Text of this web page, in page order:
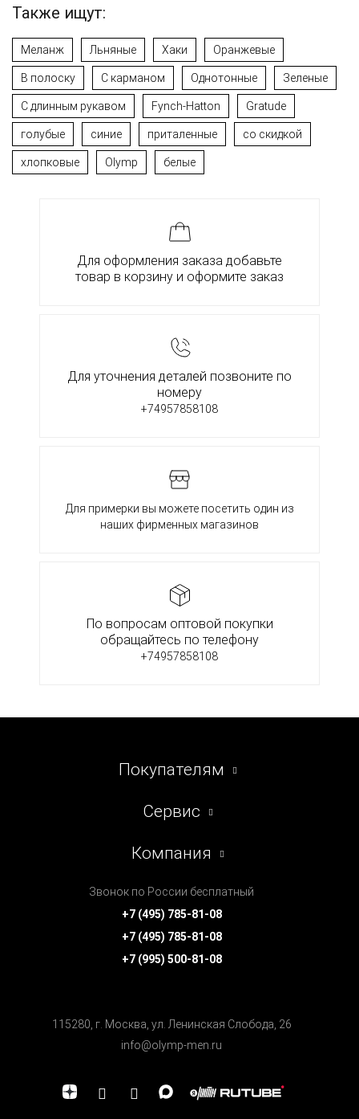
Также ищут:
Меланж Льняные Хаки Оранжевые
В полоску С карманом Однотонные Зеленые
С длинным рукавом Fynch-Hatton Gratude
голубые синие приталенные со скидкой
хлопковые Olymp белые
Для оформления заказа добавьте
товар в корзину и оформите заказ
Для уточнения деталей позвоните по
номеру
+74957858108
Для примерки вы можете посетить один из
наших фирменных магазинов
По вопросам оптовой покупки
обращайтесь по телефону
+74957858108
Покупателям
Сервис
Компания
Звонок по России бесплатный
+7 (495) 785-81-08
+7 (495) 785-81-08
+7 (995) 500-81-08
115280, г. Москва, ул. Ленинская Cлобода, 26
info@olymp-men.ru